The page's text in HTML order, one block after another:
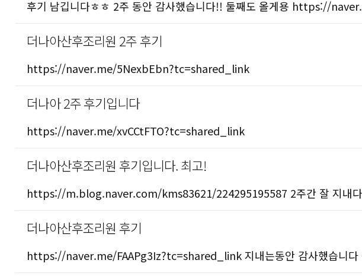
후기 남깁니다ㅎㅎ 2주 동안 감사했습니다!! 둘째도 올게용 https://
더나아산후조리원 2주 후기
https://naver.me/5NexbEbn?tc=shared_link
더나아 2주 후기입니다
https://naver.me/xvCCtFTO?tc=shared_link
더나아산후조리원 후기입니다. 최고!
https://m.blog.naver.com/kms83621/224295195587 2주간 잘 지내다
더나아산후조리원 후기
https://naver.me/FAAPg3Iz?tc=shared_link 지내는동안 감사했습니다